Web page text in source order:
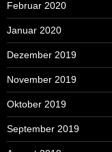
Februar 2020
Januar 2020
Dezember 2019
November 2019
Oktober 2019
September 2019